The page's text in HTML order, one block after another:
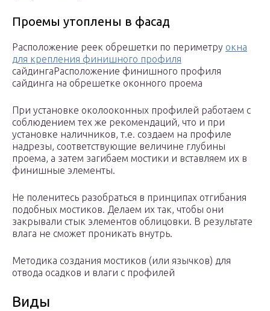
Проемы утоплены в фасад
Расположение реек обрешетки по периметру окна
для крепления финишного профиля
сайдингаРасположение финишного профиля
сайдинга на обрешетке оконного проема
При установке околооконных профилей работаем с
соблюдением тех же рекомендаций, что и при
установке наличников, т.е. создаем на профиле
надрезы, соответствующие величине глубины
проема, а затем загибаем мостики и вставляем их в
финишные элементы.
Не поленитесь разобраться в принципах отгибания
подобных мостиков. Делаем их так, чтобы они
закрывали стык элементов облицовки. В результате
влага не сможет проникать внутрь.
Методика создания мостиков (или язычков) для
отвода осадков и влаги с профилей
Виды